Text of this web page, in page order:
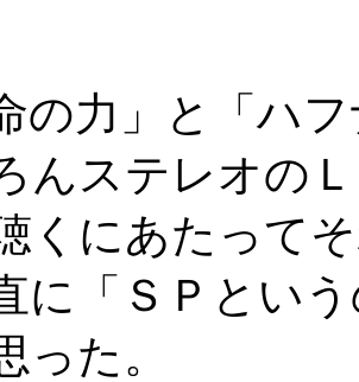
力」と「ハフ
んステレオの
くにあたって
に「ＳＰとい
った。